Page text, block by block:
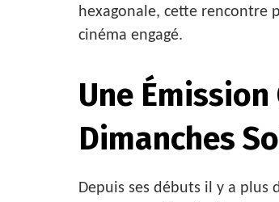
hexagonale, cette rencontre
cinéma engagé.
Une Émission
Dimanches
Depuis ses débuts il y a plus